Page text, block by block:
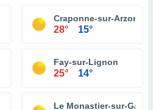
Craponne-sur-Arzon
28° 15°
Fay-sur-Lignon
25° 14°
Le Monastier-sur-